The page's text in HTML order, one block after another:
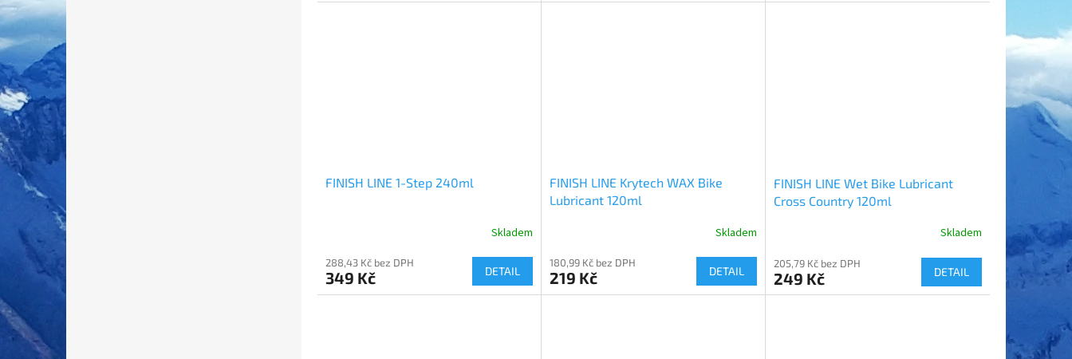
FINISH LINE 1-Step 240ml
Skladem
288,43 Kč bez DPH
349 Kč DETAIL
FINISH LINE Krytech WAX Bike
Lubricant 120ml
Skladem
180,99 Kč bez DPH
219 Kč DETAIL
FINISH LINE Wet Bike Lubricant
Cross Country 120ml
Skladem
205,79 Kč bez DPH
249 Kč DETAIL